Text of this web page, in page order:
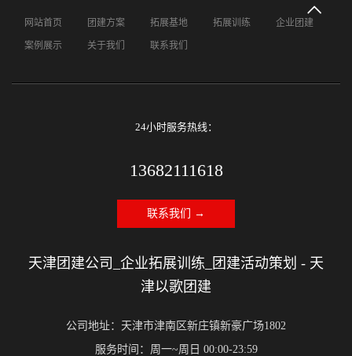
网站首页 团建方案 拓展基地 拓展训练 企业团建
案例展示 关于我们 联系我们
24小时服务热线：
13682111618
联系我们 →
天津团建公司_企业拓展训练_团建活动策划 - 天
津以歌团建
公司地址：天津市津南区新庄镇新豪广场1802
服务时间：周一~周日 00:00-23:59